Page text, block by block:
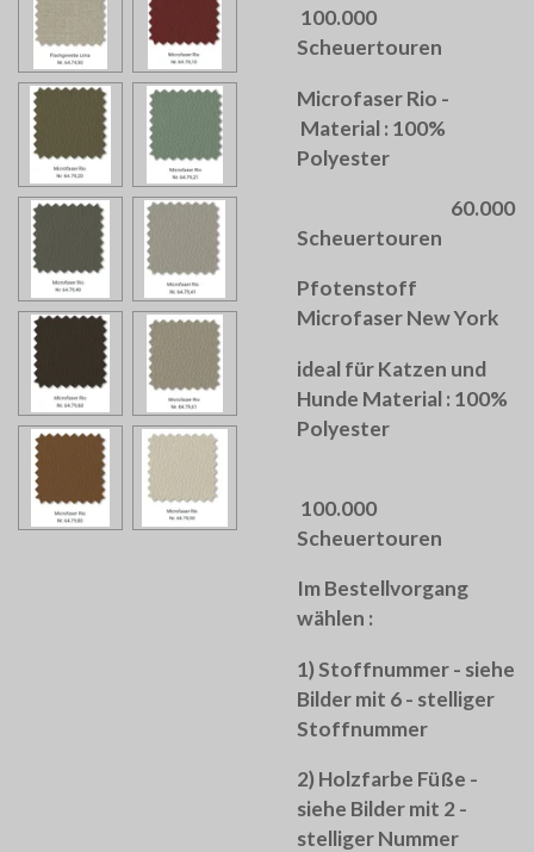
100.000
Scheuertouren
Microfaser Rio -
Material : 100%
Polyester
60.000
Scheuertouren
Pfotenstoff
Microfaser New York
ideal für Katzen und
Hunde Material : 100%
Polyester
100.000
Scheuertouren
Im Bestellvorgang
wählen :
1) Stoffnummer - siehe
Bilder mit 6 - stelliger
Stoffnummer
2) Holzfarbe Füße -
siehe Bilder mit 2 -
stelliger Nummer